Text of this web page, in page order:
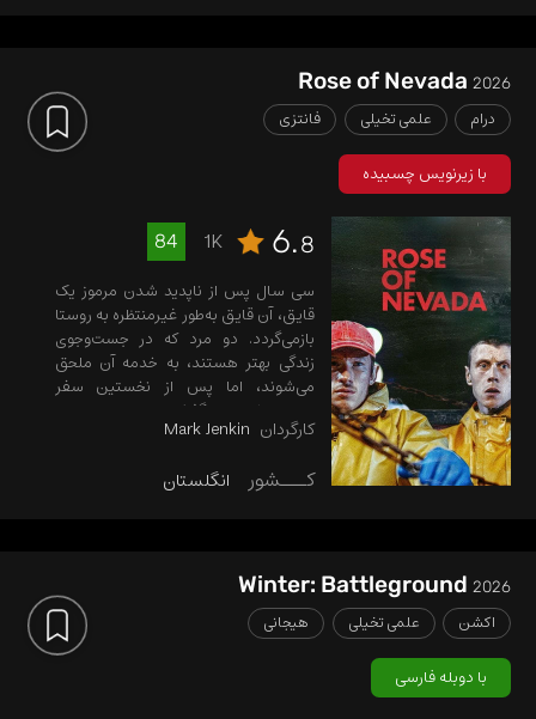
Rose of Nevada2026
درام علمی تخیلی فانتزی
با زیرنویس چسبیده
6.8
1K
84
سی سال پس از ناپدید شدن مرموز یک
قایق، آن قایق به‌طور غیرمنتظره به روستا
بازمی‌گردد. دو مرد که در جست‌وجوی
زندگی بهتر هستند، به خدمه آن ملحق
می‌شوند، اما پس از نخستین سفر
دریایی، خود را در گذشته می‌یابند..
کارگردان Mark Jenkin
کـــشور انگلستان
Winter: Battleground2026
اکشن علمی تخیلی هیجانی
با دوبله فارسی